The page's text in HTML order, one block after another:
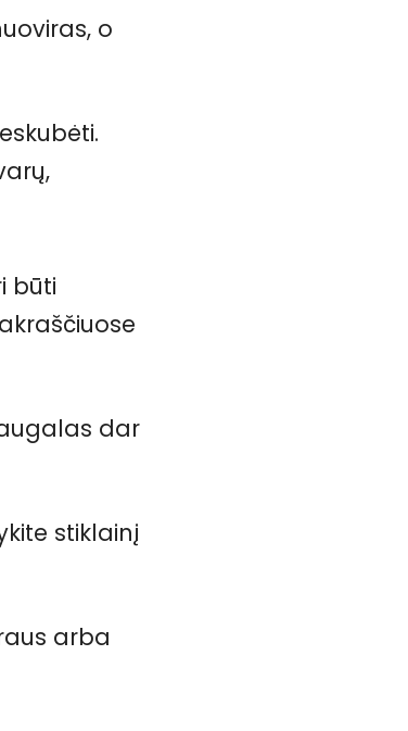
o
būti
dar
stiklainį
arba